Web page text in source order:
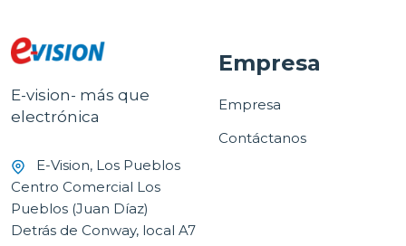
E-vision- más que
electrónica
E-Vision, Los Pueblos
Centro Comercial Los
Pueblos (Juan Díaz)
Detrás de Conway, local A7
Empresa
Empresa
Contáctanos